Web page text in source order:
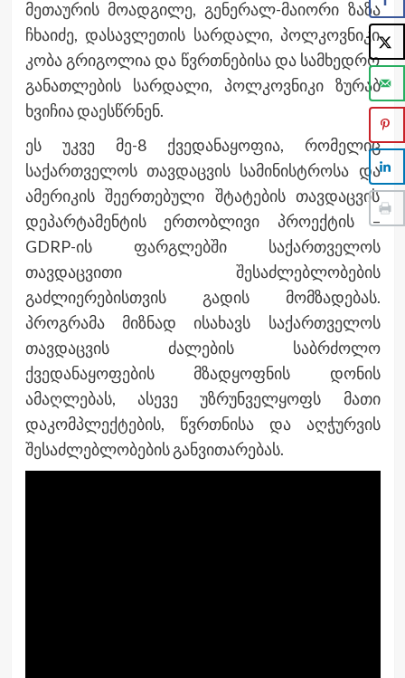
მეთაურის მოადგილე, გენერალ-მაიორი ზაზა
ჩხაიძე, დასავლეთის სარდალი, პოლკოვნიკი
კობა გრიგოლია და წვრთნებისა და სამხედრო
განათლების სარდალი, პოლკოვნიკი ზურაბ
ხვიჩია დაესწრნენ.
ეს უკვე მე-8 ქვედანაყოფია, რომელიც
საქართველოს თავდაცვის სამინისტროსა და
ამერიკის შეერთებული შტატების თავდაცვის
დეპარტამენტის ერთობლივი პროექტის –
GDRP-ის ფარგლებში საქართველოს
თავდაცვითი შესაძლებლობების
გაძლიერებისთვის გადის მომზადებას.
პროგრამა მიზნად ისახავს საქართველოს
თავდაცვის ძალების საბრძოლო
ქვედანაყოფების მზადყოფნის დონის
ამაღლებას, ასევე უზრუნველყოფს მათი
დაკომპლექტების, წვრთნისა და აღჭურვის
შესაძლებლობების განვითარებას.